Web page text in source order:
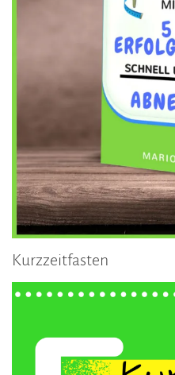
Kurzzeitfasten